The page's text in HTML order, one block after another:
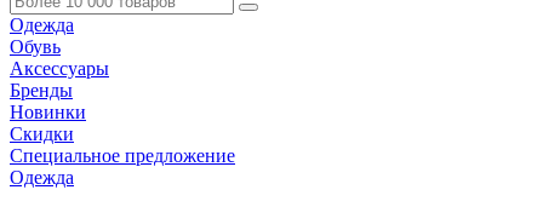
Одежда
Обувь
Аксессуары
Бренды
Новинки
Скидки
Специальное предложение
Одежда